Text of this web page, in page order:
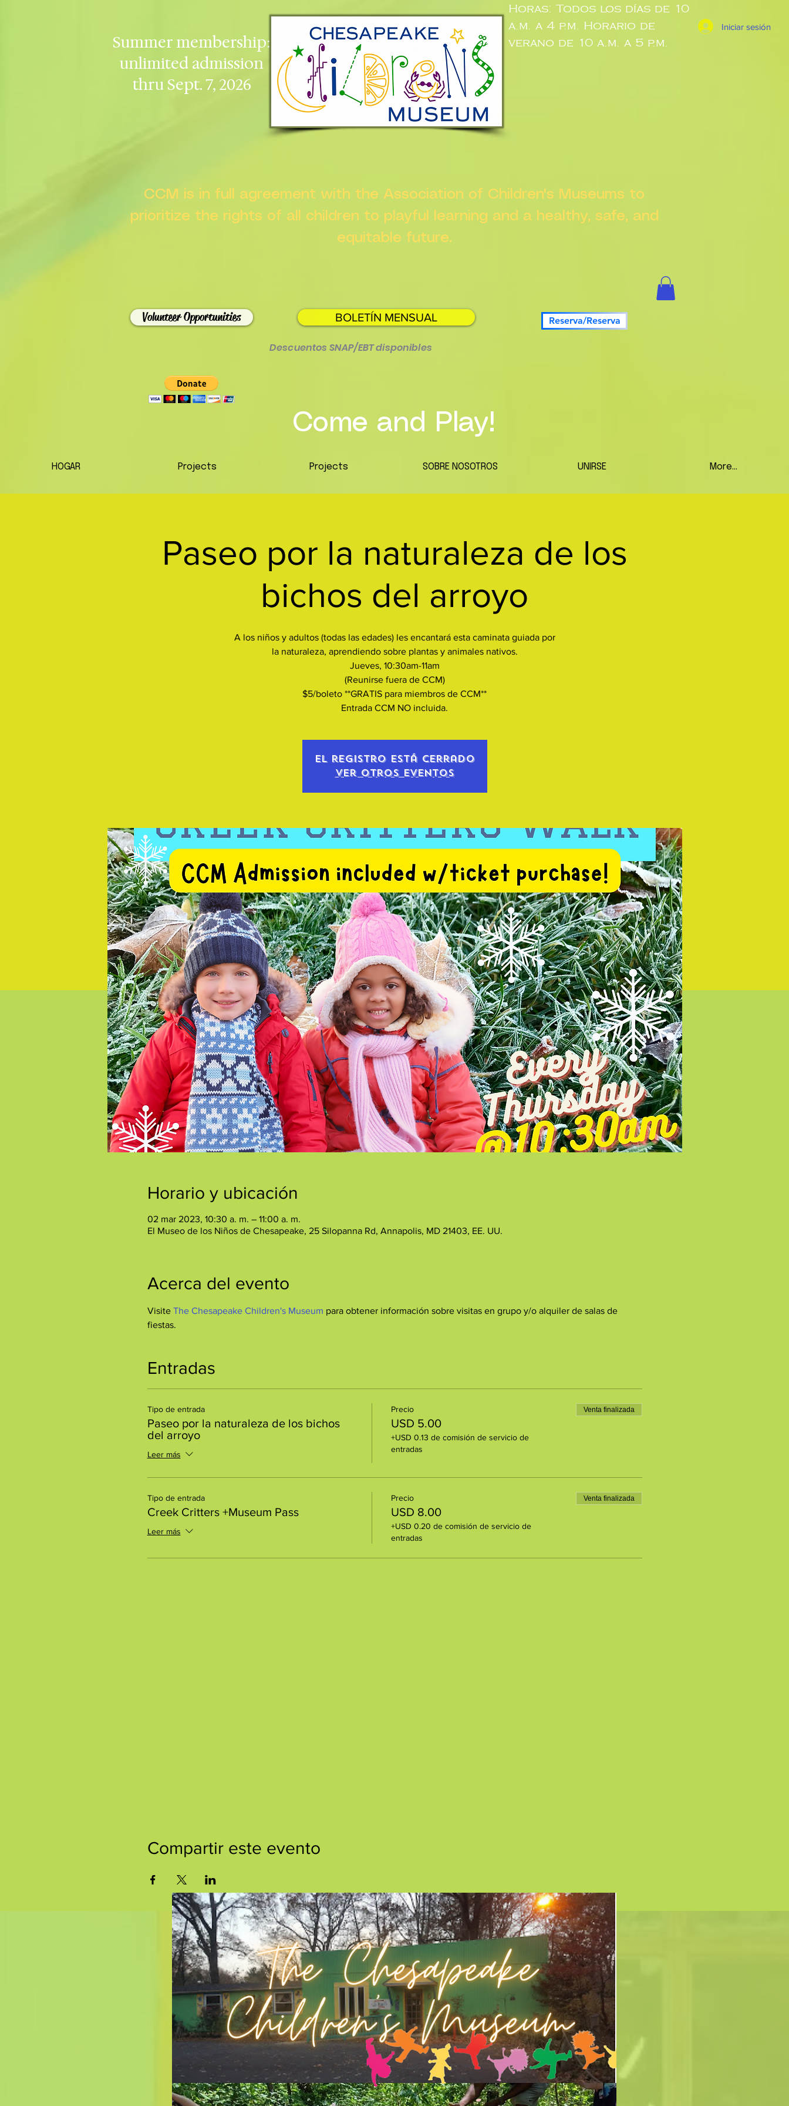
Summer membership:
unlimited admission
thru Sept. 7, 2026
Horas: Todos los días de 10
a.m. a 4 p.m. Horario de
verano de 10 a.m. a 5 p.m.
Iniciar sesión
CCM is in full agreement with the Association of Children's Museums to
prioritize the rights of all children to playful learning and a healthy, safe, and
equitable future.
Volunteer Opportunities BOLETÍN MENSUAL Reserva/Reserva
Descuentos SNAP/EBT disponibles
Come and Play!
HOGAR Projects Projects SOBRE NOSOTROS UNIRSE More...
Paseo por la naturaleza de los
bichos del arroyo
A los niños y adultos (todas las edades) les encantará esta caminata guiada por
la naturaleza, aprendiendo sobre plantas y animales nativos.
Jueves, 10:30am-11am
(Reunirse fuera de CCM)
$5/boleto **GRATIS para miembros de CCM**
Entrada CCM NO incluida.
El registro está cerrado
Ver otros eventos
Horario y ubicación
02 mar 2023, 10:30 a. m. – 11:00 a. m.
El Museo de los Niños de Chesapeake, 25 Silopanna Rd, Annapolis, MD 21403, EE. UU.
Acerca del evento
Visite The Chesapeake Children's Museum para obtener información sobre visitas en grupo y/o alquiler de salas de
fiestas.
Entradas
Tipo de entrada
Paseo por la naturaleza de los bichos
del arroyo
Leer más
Precio
USD 5.00
+USD 0.13 de comisión de servicio de
entradas
Venta finalizada
Tipo de entrada
Creek Critters +Museum Pass
Leer más
Precio
USD 8.00
+USD 0.20 de comisión de servicio de
entradas
Venta finalizada
Compartir este evento